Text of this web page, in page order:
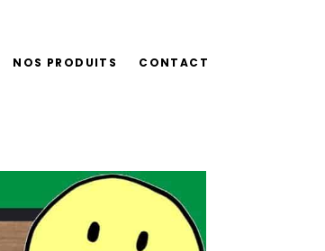
NOS PRODUITS CONTACT